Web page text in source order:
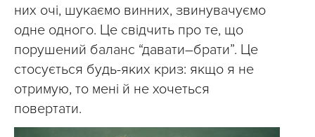
них очі, шукаємо винних, звинувачуємо
одне одного. Це свідчить про те, що
порушений баланс “давати–брати”. Це
стосується будь-яких криз: якщо я не
отримую, то мені й не хочеться
повертати.